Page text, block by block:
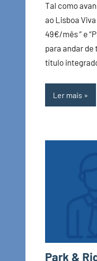
Tal como
ao Lisboa
49€/mês ” e
para andar de
título
Ler mais
Park &